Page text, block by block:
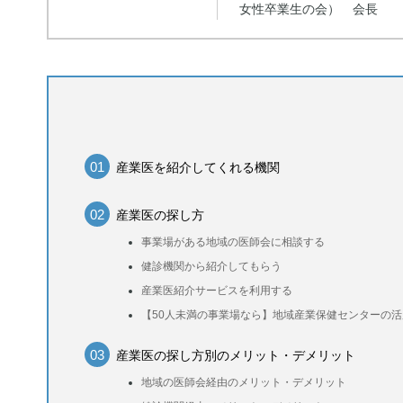
女性卒業生の会） 会長
産業医を紹介してくれる機関
産業医の探し方
事業場がある地域の医師会に相談する
健診機関から紹介してもらう
産業医紹介サービスを利用する
【50人未満の事業場なら】地域産業保健センターの
産業医の探し方別のメリット・デメリット
地域の医師会経由のメリット・デメリット